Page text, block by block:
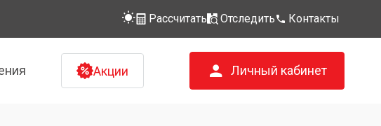
Рассчитать Отследить Контакты
Акции Личный кабинет